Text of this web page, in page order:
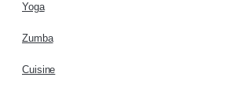
Yoga
Zumba
Cuisine